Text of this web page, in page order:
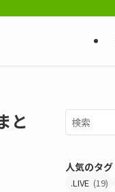
と
人気のタグ
.LIVE (19)